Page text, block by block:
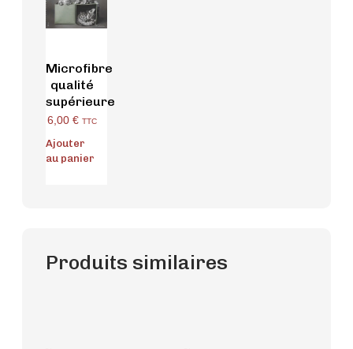
Microfibre
qualité
supérieure
6,00 € TTC
Ajouter
au panier
Produits similaires